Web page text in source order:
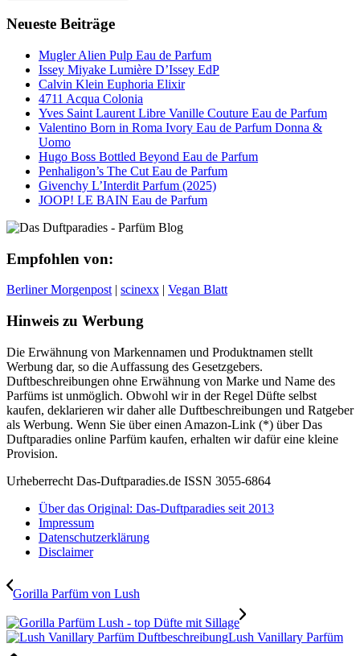
Neueste Beiträge
Mugler Alien Pulp Eau de Parfum
Issey Miyake Lumière D’Issey EdP
Calvin Klein Euphoria Elixir
4711 Acqua Colonia
Yves Saint Laurent Libre Vanille Couture Eau de Parfum
Valentino Born in Roma Ivory Eau de Parfum Donna &
Uomo
Hugo Boss Bottled Beyond Eau de Parfum
Penhaligon’s The Cut Eau de Parfum
Givenchy L’Interdit Parfum (2025)
JOOP! LE BAIN Eau de Parfum
Empfohlen von:
Berliner Morgenpost | scinexx | Vegan Blatt
Hinweis zu Werbung
Die Erwähnung von Markennamen und Produktnamen stellt
Werbung dar, so die Auffassung des Gesetzgebers.
Duftbeschreibungen ohne Erwähnung von Marke und Name des
Parfüms ist unmöglich. Obwohl wir in der Regel Düfte selbst
kaufen, deklarieren wir daher alle Duftbeschreibungen und Ratgeber
als Werbung. Wenn Sie über einen Amazon-Link (*) über Das
Duftparadies online Parfüm kaufen, erhalten wir dafür eine kleine
Provision.
Urheberrecht Das-Duftparadies.de ISSN 3055-6864
Über das Original: Das-Duftparadies seit 2013
Impressum
Datenschutzerklärung
Disclaimer
Gorilla Parfüm von Lush
Lush Vanillary Parfüm